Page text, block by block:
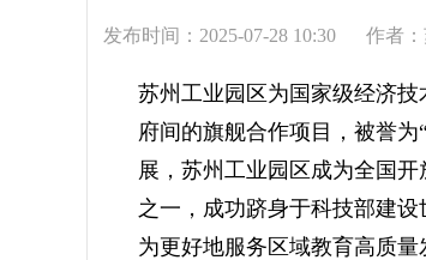
发布时间：2025-07-28 10:30 作者
苏州工业园区为国家级经济
府间的旗舰合作项目，被誉
展，苏州工业园区成为全国
之一，成功跻身于科技部建设
为更好地服务区域教育高质量